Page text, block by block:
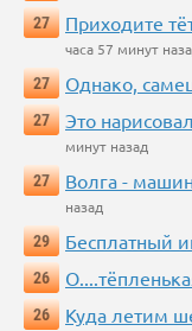
27
Приходите
часа 57 минут
27
Однако,
27
Это
минут назад
27
Волга -
назад
29
Бесплатный
26
26
Куда летим